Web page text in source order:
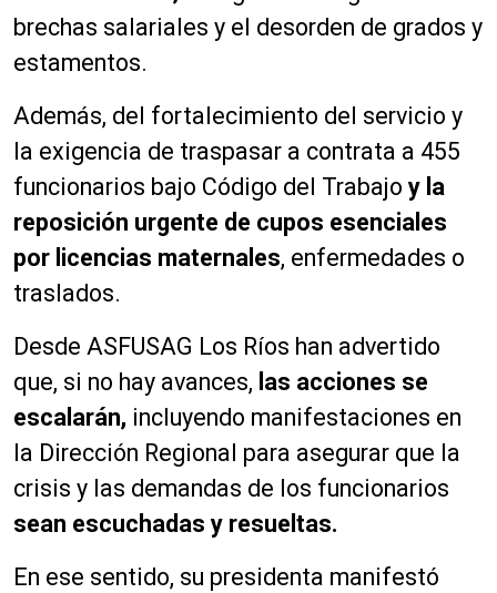
brechas salariales y el desorden de grados y
estamentos.
Además, del fortalecimiento del servicio y
la exigencia de traspasar a contrata a 455
funcionarios bajo Código del Trabajo y la
reposición urgente de cupos esenciales
por licencias maternales, enfermedades o
traslados.
Desde ASFUSAG Los Ríos han advertido
que, si no hay avances, las acciones se
escalarán, incluyendo manifestaciones en
la Dirección Regional para asegurar que la
crisis y las demandas de los funcionarios
sean escuchadas y resueltas.
En ese sentido, su presidenta manifestó